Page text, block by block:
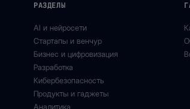
РАЗДЕЛЫ
AI и нейросети
Стартапы и венчур
Бизнес и цифровизация
Разработка
Кибербезопасность
Продукты и гаджеты
Аналитика